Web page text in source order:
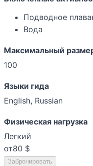
Подводное
Вода
Максимальный
100
Языки гида
English, Russian
Физическая нагрузка
Легкий
от80 $
Забронировать